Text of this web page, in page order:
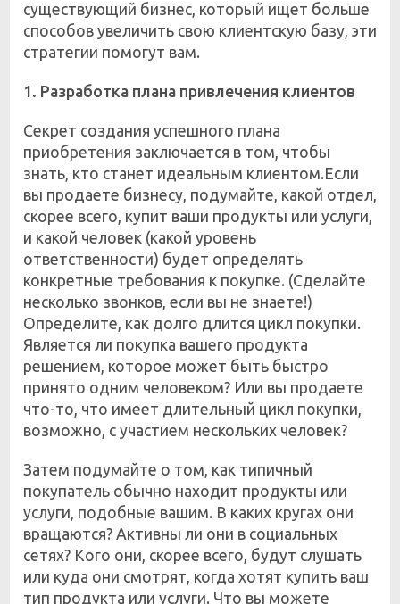
существующий бизнес, который ищет больше
способов увеличить свою клиентскую базу, эти
стратегии помогут вам.
1. Разработка плана привлечения клиентов
Секрет создания успешного плана
приобретения заключается в том, чтобы
знать, кто станет идеальным клиентом.Если
вы продаете бизнесу, подумайте, какой отдел,
скорее всего, купит ваши продукты или услуги,
и какой человек (какой уровень
ответственности) будет определять
конкретные требования к покупке. (Сделайте
несколько звонков, если вы не знаете!)
Определите, как долго длится цикл покупки.
Является ли покупка вашего продукта
решением, которое может быть быстро
принято одним человеком? Или вы продаете
что-то, что имеет длительный цикл покупки,
возможно, с участием нескольких человек?
Затем подумайте о том, как типичный
покупатель обычно находит продукты или
услуги, подобные вашим. В каких кругах они
вращаются? Активны ли они в социальных
сетях? Кого они, скорее всего, будут слушать
или куда они смотрят, когда хотят купить ваш
тип продукта или услуги. Что вы можете